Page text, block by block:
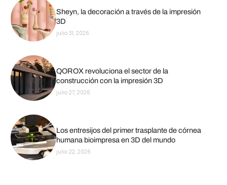
Sheyn, la decoración a través de la impresión
3D
julio 31, 2026
QOROX revoluciona el sector de la
construcción con la impresión 3D
julio 27, 2026
Los entresijos del primer trasplante de córnea
humana bioimpresa en 3D del mundo
julio 22, 2026